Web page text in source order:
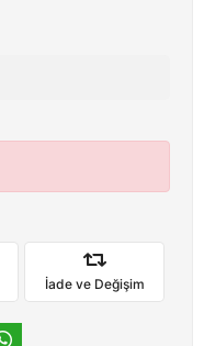
İade ve Değişim